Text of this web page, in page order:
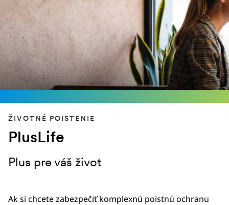
ŽIVOTNÉ POISTENIE
PlusLife
Plus pre váš život
Ak si chcete zabezpečiť komplexnú poistnú ochranu